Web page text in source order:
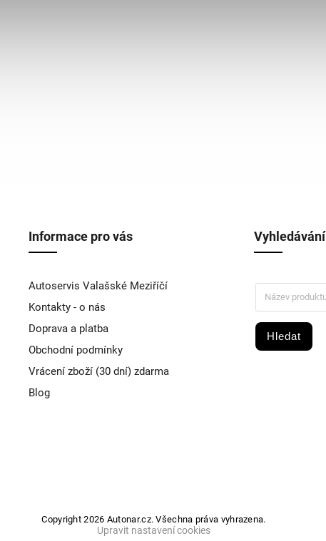
Informace pro vás
Autoservis Valašské Meziříčí
Kontakty - o nás
Doprava a platba
Obchodní podmínky
Vrácení zboží (30 dní) zdarma
Blog
Vyhledávání
Hledat
Copyright 2026 Autonar.cz. Všechna práva vyhrazena.
Upravit nastavení cookies